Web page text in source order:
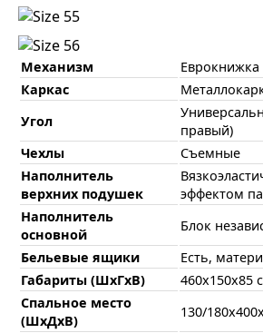
Механизм
Еврокнижка
Каркас
Угол
правый)
Чехлы
Съемные
Наполнитель
верхних подушек
эффектом
Наполнитель
основной
Блок
Бельевые ящики
Есть,
Габариты (ШхГхВ)
460х150х85
Спальное место
(ШхДхВ)
130/